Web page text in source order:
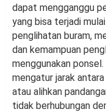
dapat mengganggu
yang bisa terjadi
penglihatan buram,
dan kemampuan
menggunakan
mengatur jarak
atau alihkan
tidak berhubungan